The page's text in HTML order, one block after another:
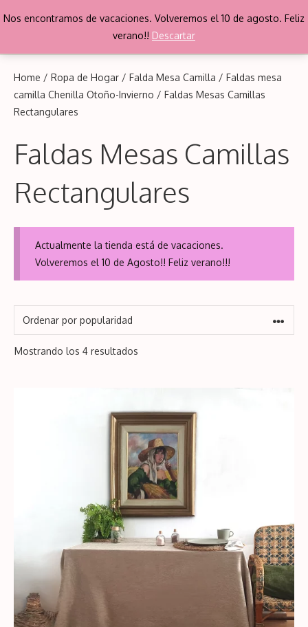
Nos encontramos de vacaciones. Volveremos el 10 de agosto. Feliz
verano!! Descartar
al
Home / Ropa de Hogar / Falda Mesa Camilla / Faldas mesa
camilla Chenilla Otoño-Invierno / Faldas Mesas Camillas
Rectangulares
Faldas Mesas Camillas
Rectangulares
Actualmente la tienda está de vacaciones.
Volveremos el 10 de Agosto!! Feliz verano!!!
Mostrando los 4 resultados